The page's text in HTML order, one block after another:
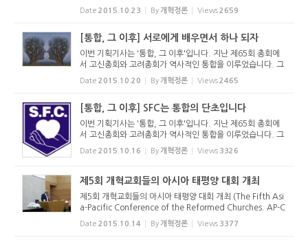
onference of the Reformed Churches. 약칭 AP-CRC, 주
제: 세례와 성찬)에서 있었던 공개강연에서 발표된 모한차코
Date 2015.10.23 By 개혁정론 Views2659
[통합, 그 이후] 서로에게 배우면서 하나 되자
이번 기획기사는 '통합, 그 이후'입니다. 지난 제65회 총회에
서 고신총회와 고려총회가 역사적인 통합을 이루었습니다. 그
런데 이번 통합은 개교회 차원에서 교류를 시작하면서 서로의
고백과 신앙을 확인하다가 통합에 이른 것이 아니라 총회 임원
Date 2015.10.20 By 개혁정론 Views2465
[통합, 그 이후] SFC는 통합의 단초입니다
이번 기획기사는 '통합, 그 이후'입니다. 지난 제65회 총회에
서 고신총회와 고려총회가 역사적인 통합을 이루었습니다. 그
런데 이번 통합은 개교회 차원에서 교류를 시작하면서 서로의
고백과 신앙을 확인하다가 통합에 이른 것이 아니라 총회 임원
Date 2015.10.16 By 개혁정론 Views 3326
제5회 개혁교회들의 아시아 태평양 대회 개최
제5회 개혁교회들의 아시아 태평양 대회 개최 (The Fifth Asi
a-Pacific Conference of the Reformed Churches. AP-C
RC) 손재익 객원기자 2015년 10월 13일(화)부터 16일(금)까
지 독립개신교회 안양강변교회당(정병길 목사 시무)에서 제5
Date 2015.10.14 By 개혁정론 Views 3377